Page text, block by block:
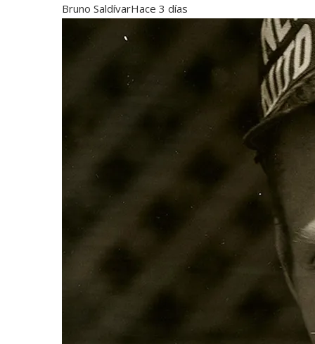
Bruno SaldívarHace 3 días